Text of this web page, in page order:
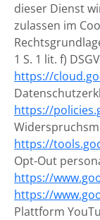
dieser Dienst
zulassen im
1 S. 1 lit. f)
https://
https://
https://
Opt-Out
https://
https://
Plattform